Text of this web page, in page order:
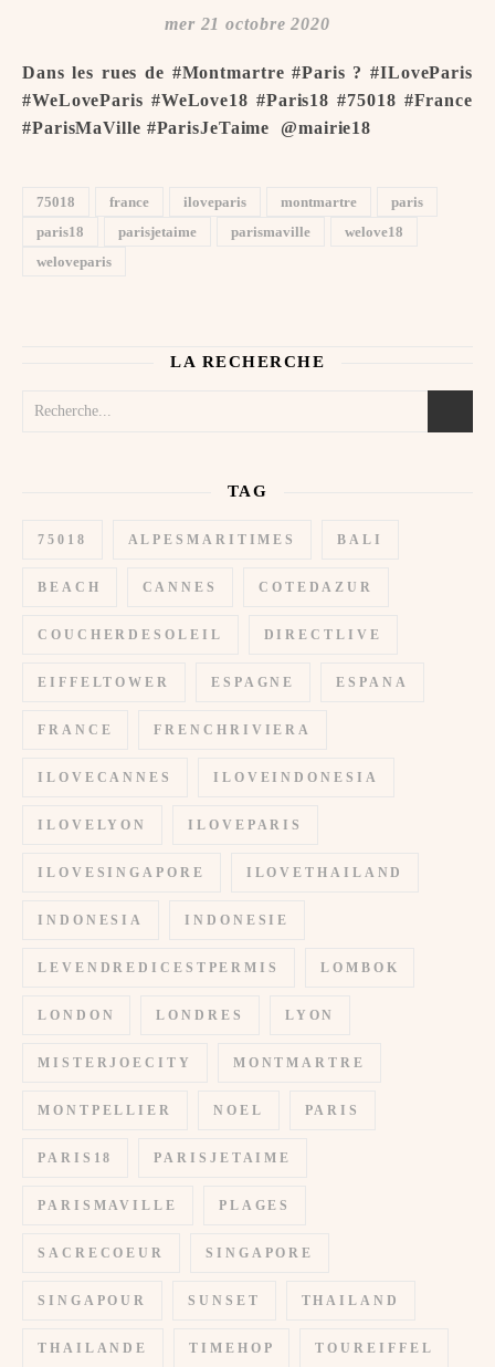
mer 21 octobre 2020
Dans les rues de #Montmartre #Paris ? #ILoveParis
#WeLoveParis #WeLove18 #Paris18 #75018 #France
#ParisMaVille #ParisJeTaime ️ @mairie18
75018 france iloveparis montmartre
paris
paris18
parisjetaime parismaville
welove18
weloveparis
LA RECHERCHE
TAG
75018 ALPESMARITIMES BALI
BEACH CANNES COTEDAZUR
COUCHERDESOLEIL DIRECTLIVE
EIFFELTOWER ESPAGNE ESPANA
FRANCE FRENCHRIVIERA
ILOVECANNES ILOVEINDONESIA
ILOVELYON ILOVEPARIS
ILOVESINGAPORE ILOVETHAILAND
INDONESIA INDONESIE
LEVENDREDICESTPERMIS LOMBOK
LONDON LONDRES LYON
MISTERJOECITY MONTMARTRE
MONTPELLIER NOEL PARIS
PARIS18 PARISJETAIME
PARISMAVILLE PLAGES
SACRECOEUR SINGAPORE
SINGAPOUR SUNSET THAILAND
THAILANDE TIMEHOP TOUREIFFEL